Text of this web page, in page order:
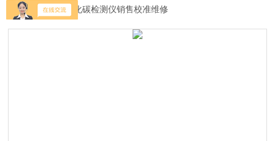
HCO201二氧化碳检测仪销售校准维修